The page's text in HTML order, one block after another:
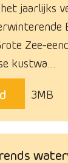
jaarlijks
Zee-
kustwa…
3MB